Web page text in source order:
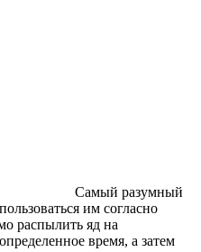
Самый разумный
им согласно
распылить яд на
время, а затем